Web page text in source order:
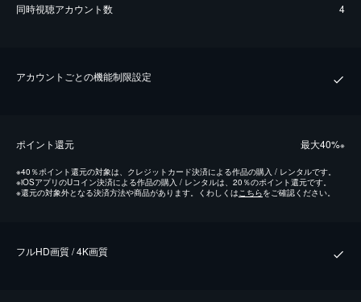
同時視聴アカウント数 4
アカウントごとの機能制限設定
ポイント還元 最⼤40%※
※40％ポイント還元の対象は、クレジットカード決済による作品の購入 / レンタルです。
※iOSアプリのUコイン決済による作品の購入 / レンタルは、20％のポイント還元です。
※還元の対象外となる決済方法や商品があります。くわしくは こちらをご確認ください。
フルHD画質 / 4K画質